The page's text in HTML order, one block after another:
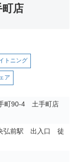
店
トニング
ア
町90-4 土手町店
弘前駅 出入口 徒